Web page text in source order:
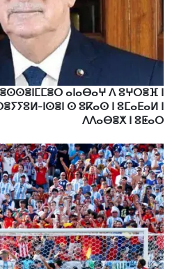
ⴰⵏⴰⴱⴰⵖ ⴷ ⵓⵖⵔⴻⴼ ⵏ
ⵏⵙⴻⵏ ⵙ ⵓⴽⴰⵙ ⵏ ⵓⵎⴰⴹⴰⵍ ⵏ
ⴷⴷⴰⴱⴻⵅ ⵏ ⵓⵟⴰⵔ